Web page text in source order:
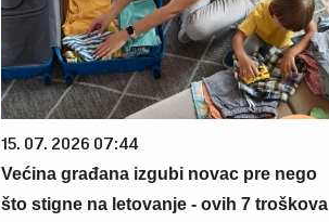
15. 07. 2026 07:44
Većina građana izgubi novac pre nego
što stigne na letovanje - ovih 7 troškova